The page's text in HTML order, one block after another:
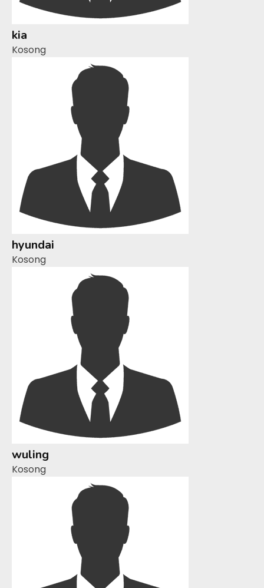
kia
Kosong
hyundai
Kosong
wuling
Kosong